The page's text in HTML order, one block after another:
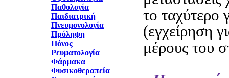
Παθολογία
Παιδιατρική
Πνευμονολογία
Πρόληψη
Πόνος
Ρευματολογία
Φάρμακα
Φυσικοθεραπεία
το ταχύτερο
(εγχείρηση
μέρους του